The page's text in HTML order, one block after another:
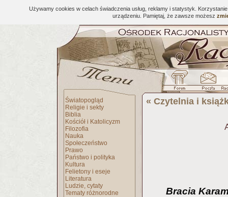
Używamy cookies w celach świadczenia usług, reklamy i statystyk.
urządzeniu. Pamiętaj, że zawsze możesz
Światopogląd
Religie i sekty
Biblia
Kościół i Katolicyzm
Filozofia
Nauka
Społeczeństwo
Prawo
Państwo i polityka
Kultura
Felietony i eseje
Literatura
Ludzie, cytaty
Tematy różnorodne
« Czytelnia i
Bracia